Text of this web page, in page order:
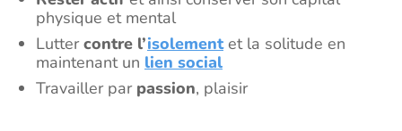
physique et mental
Luttercontre l’isolement et la solitude en
maintenant un lien social
Travailler par passion, plaisir